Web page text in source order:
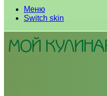
Меню
Switch skin